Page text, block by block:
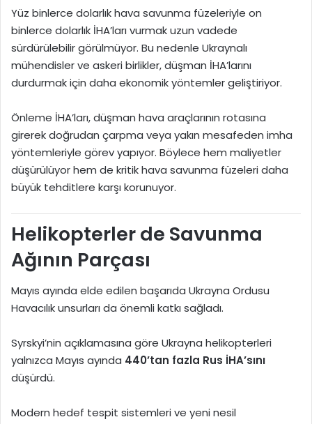
Yüz binlerce dolarlık hava savunma füzeleriyle on
binlerce dolarlık İHA’ları vurmak uzun vadede
sürdürülebilir görülmüyor. Bu nedenle Ukraynalı
mühendisler ve askeri birlikler, düşman İHA’larını
durdurmak için daha ekonomik yöntemler geliştiriyor.
Önleme İHA’ları, düşman hava araçlarının rotasına
girerek doğrudan çarpma veya yakın mesafeden imha
yöntemleriyle görev yapıyor. Böylece hem maliyetler
düşürülüyor hem de kritik hava savunma füzeleri daha
büyük tehditlere karşı korunuyor.
Helikopterler de Savunma
Ağının Parçası
Mayıs ayında elde edilen başarıda Ukrayna Ordusu
Havacılık unsurları da önemli katkı sağladı.
Syrskyi’nin açıklamasına göre Ukrayna helikopterleri
yalnızca Mayıs ayında 440’tan fazla Rus İHA’sını
düşürdü.
Modern hedef tespit sistemleri ve yeni nesil